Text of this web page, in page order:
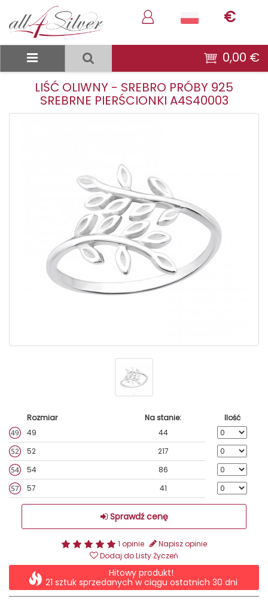
€
0,00 €
LIŚĆ OLIWNY - SREBRO PRÓBY 925
SREBRNE PIERŚCIONKI A4S40003
Rozmiar Na stanie:
Ilość
49
44
52
217
54
86
57
41
Sprawdź cenę
1 opinie
Napisz opinie
Dodaj do Listy Życzeń
Hitowy produkt!
21 sztuk sprzedanych w ciągu ostatnich 30 dni